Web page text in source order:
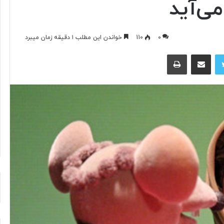
۰ 110 خواندن این مطلب ۱ دقیقه زمان میبرد
توییتر اشتراک گذاری از طریق ایمیل چاپ
ایرانی با
آیا
آیا فناوری می‌تواند جای آتش‌نشان‌ها